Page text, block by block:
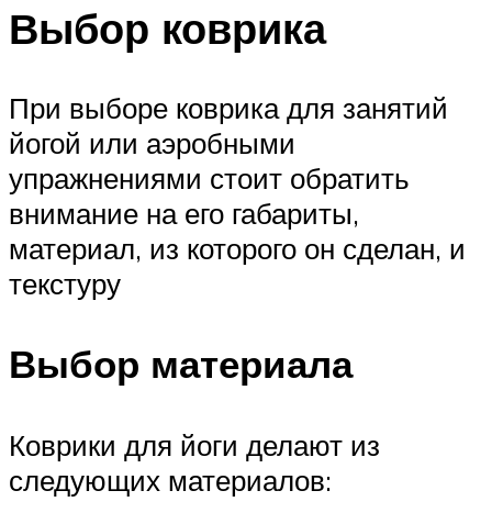
Выбор коврика
При выборе коврика для занятий
йогой или аэробными
упражнениями стоит обратить
внимание на его габариты,
материал, из которого он сделан, и
текстуру
Выбор материала
Коврики для йоги делают из
следующих материалов: